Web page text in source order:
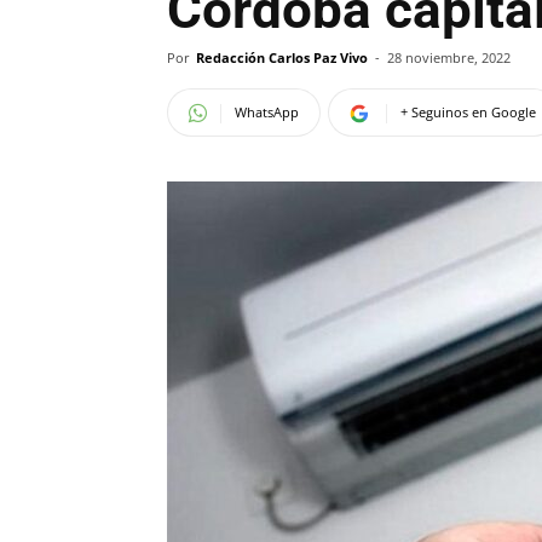
Por Redacción Carlos Paz Vivo - 28 noviembre, 2022
WhatsApp + Seguinos en Google